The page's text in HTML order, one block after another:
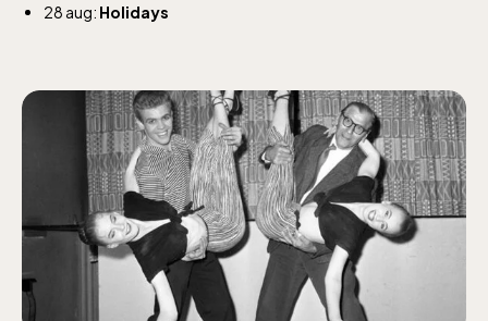
28 aug: Holidays
Lill-Skansen, inkluderad i entrén